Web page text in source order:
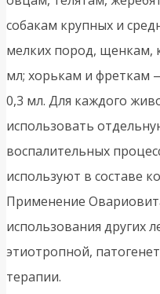
собакам крупных и
мелких пород, щенкам,
мл; хорькам и фреткам
0,3 мл. Для каждого
использовать
воспалительных
используют в составе
Применение
использования других
этиотропной,
терапии.